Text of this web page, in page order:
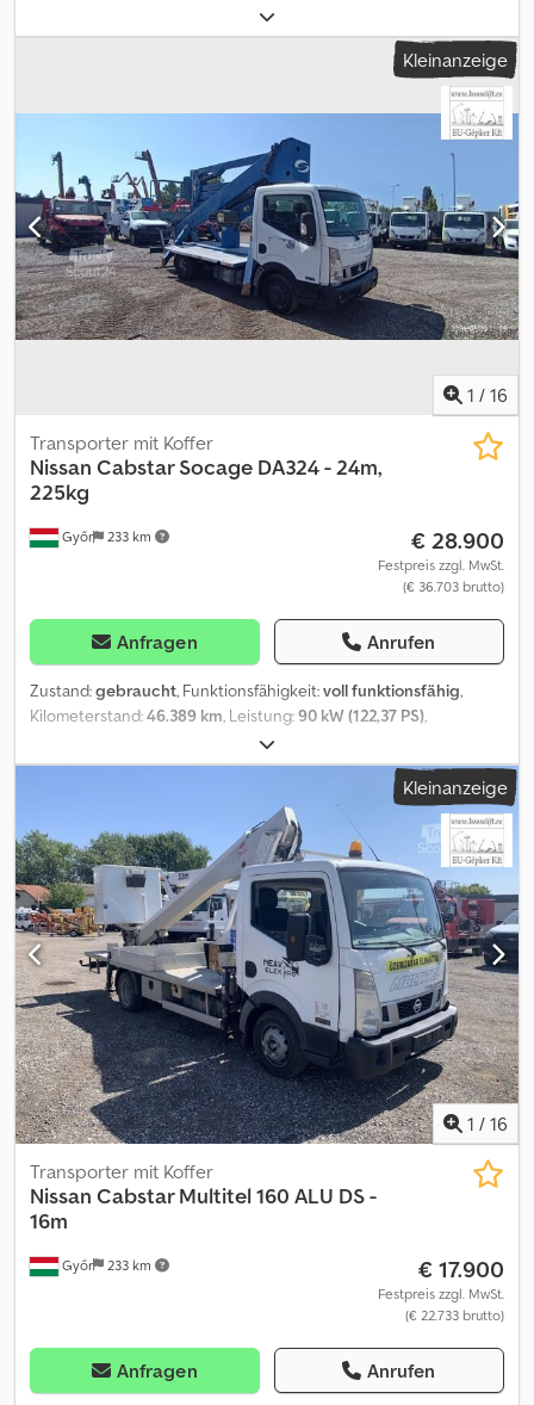
, nächste Prüfung (TÜV):
Weiß, Getriebetyp:mechanisch, Emissionsklasse:Euro5, Anzahl
ABS, Klimaanlage,
Kofferaufbau+Ladebordwand * Euro 6 * Koffer Innenlänge: 5,65 m
* Koffer Innenbreite: 2,07 m * Koffer Innenhöhe: 2,28 (Eingang)
2,38 m (Innen) * Eigengewicht: 4500 kg - Gesamtgewicht: 7490 kg
* Nutzlast: 2915 kg - Radstand: 1660/1632 mm Chedpfxszn Exrs
Agloa * Hubraum: 4462 ccm - Leistung: 135 * Alle Angaben ohne
Gewähr * Irrtum und Zwischenverkauf Vorbehalten * Interne
Nummer: 6
Kleinanzeige
1 / 16
Győr 233 km
Transporter mit Koffer
Nissan Cabstar Socage DA324 - 24m,
225kg
€ 28.900
Festpreis zzgl. MwSt.
(€ 36.703 brutto)
Anfragen Anrufen
Zustand:gebraucht, Funktionsfähigkeit:voll funktionsfähig,
Kilometerstand:46.389 km, Leistung:90 kW (122,37 PS),
, Kraftstofftyp:
3.500 kg, Achsen-Konfiguration:4x2, Farbe:Weiß, Getriebetyp:
,
, Ausstattung: ABS, Servolenkung,
Nissan Cabstar Socage DA324 – 24 m, 225 kg Arbeitshöhe: 24 m
Kilometerstand: 46.389 km Betriebsstunden: 5003 Baujahr:
2016/08 Cedpfx Agjzqr Nvolsha Emissionsklasse: EURO5B
Leistung: 90 kW Hubraum (in ccm): 2.488 Kraftstoff: Diesel
Zulässiges Gesamtgewicht: 3500 kg Hubkraft: 225 kg Anzahl der
Sitzplätze: 3 Getriebe: Schaltgetriebe Ausstattung: ABS,
Servolenkung, Turbolader, vollhydraulischer Betrieb von Boden
und Korb aus, Stabilisierung Typ „A“, drehbarer Korb, Motorstart
und -stopp vom Korb aus Das Gerät befindet sich in gutem
Betriebszustand, Motor und Hydrauliksystem sind sehr sauber
und funktionieren einwandfrei. Der Preis ist ein NETTO-
Exportpreis. Wir sprechen folgende Sprachen: - Englisch -
Deutsch - Ungarisch
Kleinanzeige
1 / 16
Győr 233 km
Transporter mit Koffer
Nissan Cabstar Multitel 160 ALU DS -
16m
€ 17.900
Festpreis zzgl. MwSt.
(€ 22.733 brutto)
Anfragen Anrufen